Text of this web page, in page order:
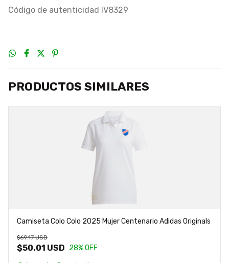
Código de autenticidad IV8329
PRODUCTOS SIMILARES
Camiseta Colo Colo 2025 Mujer Centenario Adidas Originals
$50.01 USD
$69.17 USD
28% OFF